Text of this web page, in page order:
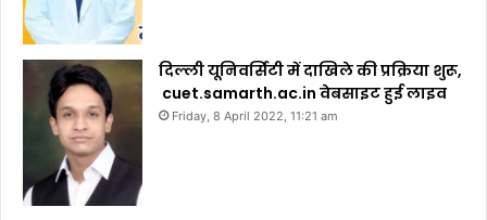
दिल्ली यूनिवर्सिटी में दाखिले की प्रक्रिया शुरू,
cuet.samarth.ac.in वेबसाइट हुई लाइव
Friday, 8 April 2022, 11:21 am